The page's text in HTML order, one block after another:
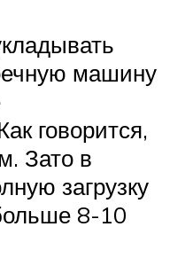
машину
говорится,
Зато в
загрузку
8-10